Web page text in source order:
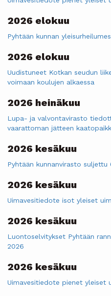
2026 elokuu
Pyhtään kunnan
2026 elokuu
Uudistuneet Kotkan seudun
voimaan koulujen alkaessa
2026 heinäkuu
Lupa- ja valvontavirasto
vaarattoman jätteen
2026 kesäkuu
Pyhtään kunnanvirasto suljettu
2026 kesäkuu
Uimavesitiedote isot yleiset
2026 kesäkuu
Luontoselvitykset Pyhtään
2026
2026 kesäkuu
Uimavesitiedote pienet yleiset